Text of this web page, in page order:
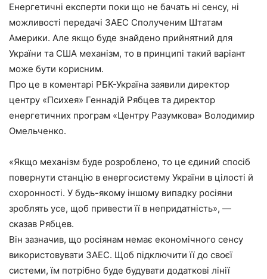
Енергетичні експерти поки що не бачать ні сенсу, ні
можливості передачі ЗАЕС Сполученим Штатам
Америки. Але якщо буде знайдено прийнятний для
України та США механізм, то в принципі такий варіант
може бути корисним.
Про це в коментарі РБК-Україна заявили директор
центру «Психея» Геннадій Рябцев та директор
енергетичних програм «Центру Разумкова» Володимир
Омельченко.
«Якщо механізм буде розроблено, то це єдиний спосіб
повернути станцію в енергосистему України в цілості й
схоронності. У будь-якому іншому випадку росіяни
зроблять усе, щоб привести її в непридатність», —
сказав Рябцев.
Він зазначив, що росіянам немає економічного сенсу
використовувати ЗАЕС. Щоб підключити її до своєї
системи, їм потрібно буде будувати додаткові лінії